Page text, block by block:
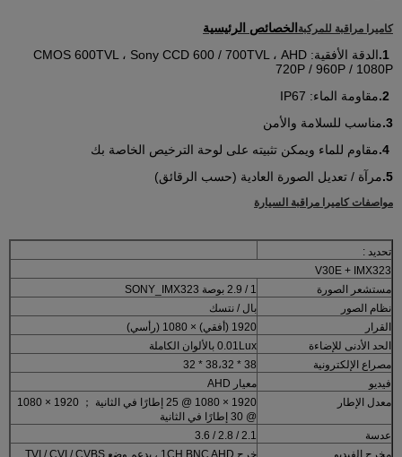
كاميرا مراقبة للمركبة الخصائص الرئيسية
1. الدقة الأفقية: CMOS 600TVL ، Sony CCD 600 / 700TVL ، AHD
720P / 960P / 1080P
2. مقاومة الماء: IP67
3. مناسب للسلامة والأمن
4. مقاوم للماء ويمكن تثبيته على لوحة الترخيص الخاصة بك
5. مرآة / تعديل الصورة العادية (حسب الرقائق)
مواصفات كاميرا مراقبة السيارة
تحديد :
V30E + IMX323
مستشعر الصورة
1 / 2.9 بوصة SONY_IMX323
نظام الصور
بال / نتسك
القرار
1920 (أفقي) × 1080 (رأسي)
الحد الأدنى للإضاءة
0.01Lux بالألوان الكاملة
مصراع الإلكترونية
38 * 38،32 * 32
فيديو
معيار AHD
معدل الإطار
1920 × 1080 @ 25 إطارًا في الثانية ； 1920 × 1080
@ 30 إطارًا في الثانية
عدسة
2.1 / 2.8 / 3.6
مخرج الفيديو
خرج 1CH BNC AHD ، يدعم وضع TVI / CVI / CVBS